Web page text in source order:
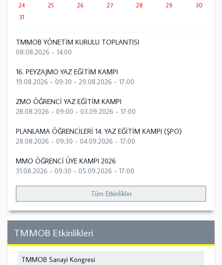
24
25 26 27 28 29
30
31
TMMOB YÖNETİM KURULU TOPLANTISI
08.08.2026 - 14:00
16. PEYZAJMO YAZ EĞİTİM KAMPI
19.08.2026 - 09:30 - 29.08.2026 - 17:00
ZMO ÖĞRENCİ YAZ EĞİTİM KAMPI
28.08.2026 - 09:00 - 03.09.2026 - 17:00
PLANLAMA ÖĞRENCİLERİ 14. YAZ EĞİTİM KAMPI (ŞPO)
28.08.2026 - 09:30 - 04.09.2026 - 17:00
MMO ÖĞRENCİ ÜYE KAMPI 2026
31.08.2026 - 09:30 - 05.09.2026 - 17:00
Tüm Etkinlikler
TMMOB Etkinlikleri
TMMOB Sanayi Kongresi